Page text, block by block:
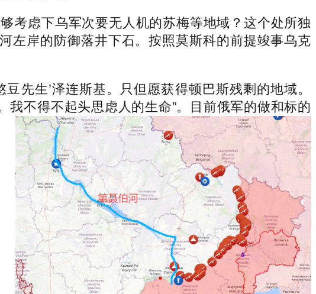
虑下乌军次要无人机的苏梅等地域？这个处所独
左岸的防御落井下石。按照莫斯科的前提竣事乌克
生’泽连斯基。只但愿获得顿巴斯残剩的地域。
不得不起头思虑人的生命”。目前俄军的做和标的